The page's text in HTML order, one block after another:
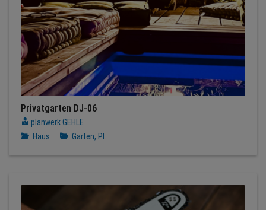
Privatgarten DJ-06
planwerk GEHLE
Haus
Garten, Pl...